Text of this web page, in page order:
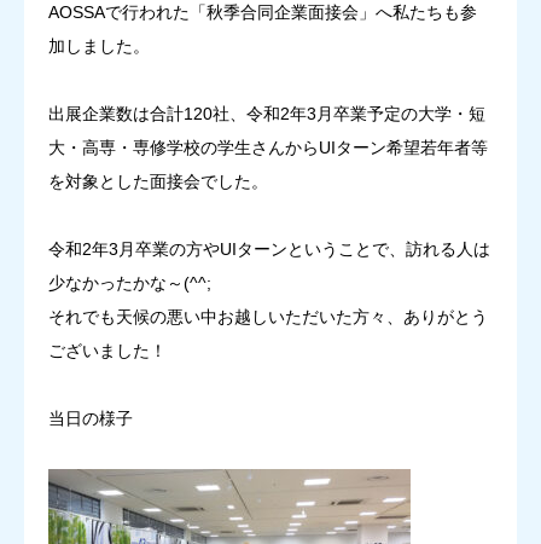
AOSSAで行われた「秋季合同企業面接会」へ私たちも参
加しました。
出展企業数は合計120社、令和2年3月卒業予定の大学・短
大・高専・専修学校の学生さんからUIターン希望若年者等
を対象とした面接会でした。
令和2年3月卒業の方やUIターンということで、訪れる人は
少なかったかな～(^^;
それでも天候の悪い中お越しいただいた方々、ありがとう
ございました！
当日の様子
0779-87-2375